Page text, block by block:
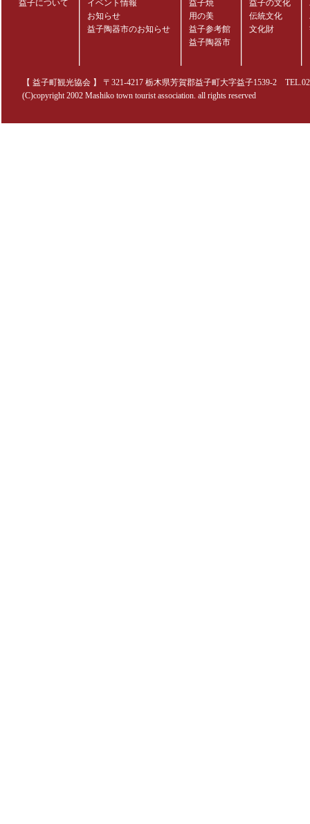
益子について
イベント情報
お知らせ
益子陶器市のお知らせ
益子焼
用の美
益子参考館
益子陶器市
益子の文化
伝統文化
文化財
【 益子町観光協会 】 〒321-4217 栃木県芳賀郡益子町大字益子1539-2
(C)copyright 2002 Mashiko town tourist association. all rights reserved